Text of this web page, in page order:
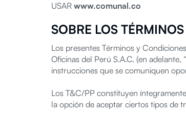
USAR www.comunal.co
SOBRE LOS
Los presentes Términos y
Oficinas del Perú S.A.C. (en
instrucciones que se comuniquen
Los T&C/PP constituyen
la opción de aceptar ciertos tipos de